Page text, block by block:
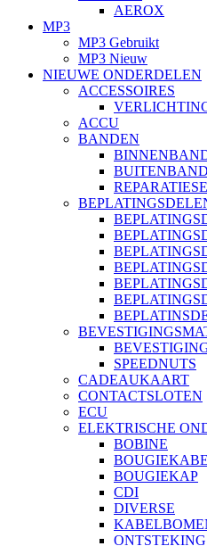
AEROX
MP3
MP3 Gebruikt
MP3 Nieuw
NIEUWE ONDERDELEN
ACCESSOIRES
ACCU
BANDEN
BUITENBAND
SPEEDNUTS
CADEAUKAART
CONTACTSLOTEN
ECU
ELEKTRISCHE
BOBINE
BOUGIEKAP
CDI
DIVERSE
ONTSTEKING